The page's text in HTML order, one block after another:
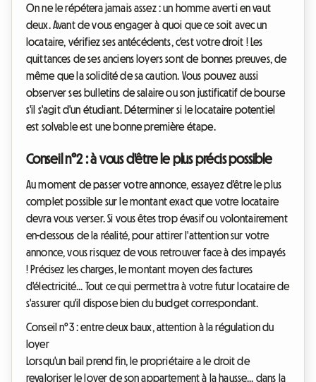
On ne le répétera jamais assez : un homme averti en vaut
deux. Avant de vous engager à quoi que ce soit avec un
locataire, vérifiez ses antécédents, c'est votre droit ! Les
quittances de ses anciens loyers sont de bonnes preuves, de
même que la solidité de sa caution. Vous pouvez aussi
observer ses bulletins de salaire ou son justificatif de bourse
s'il s'agit d'un étudiant. Déterminer si le locataire potentiel
est solvable est une bonne première étape.
Conseil n°2 : à vous d'être le plus précis possible
Au moment de passer votre annonce, essayez d'être le plus
complet possible sur le montantexact que votre locataire
devra vous verser. Si vous êtes trop évasif ou volontairement
en-dessous de la réalité, pour attirer l'attention sur votre
annonce, vous risquez de vous retrouver face à des impayés
! Précisez les charges, le montant moyen des factures
d'électricité... Tout ce qui permettra à votre futur locataire de
s'assurer qu'il dispose bien du budget correspondant.
Conseil n°3 : entre deux baux, attention à la régulation du
loyer
Lorsqu'un bail prend fin, le propriétaire a le droit de
revaloriser le loyer de son appartement à la hausse... dans la